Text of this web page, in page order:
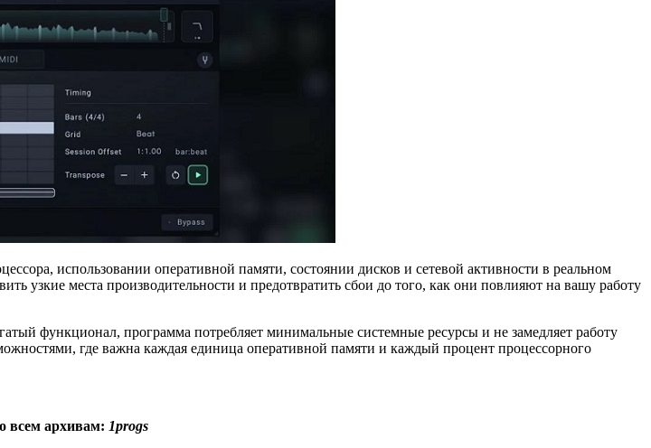
использовании оперативной памяти, состоянии дисков и сетевой активности в реальном
узкие места производительности и предотвратить сбои до того, как они повлияют на вашу работу
функционал, программа потребляет минимальные системные ресурсы и не замедляет работу
где важна каждая единица оперативной памяти и каждый процент процессорного
всем архивам: 1progs